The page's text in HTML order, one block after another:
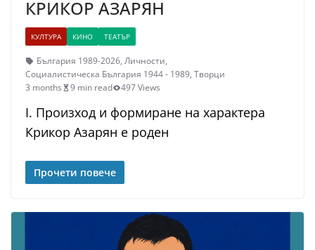
КРИКОР АЗАРЯН
КУЛТУРА КИНО ТЕАТЪР
България 1989-2026, Личности,
Социалистическа България 1944 - 1989, Творци
3 months
9 min read 497 Views
I. Произход и формиране на характера
Крикор Азарян е роден
Прочети повече